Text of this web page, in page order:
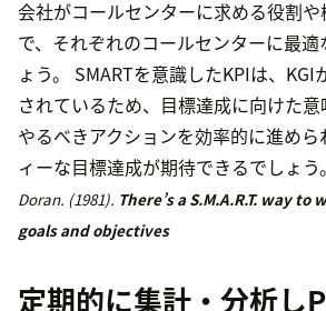
会社がコールセンターに求める役割
で、それぞれのコールセンターに最
ょう。 SMARTを意識したKPIは、
されているため、目標達成に向けた意
やるべきアクションを効率的に進め
ィーな目標達成が期待できるでしょう
Doran. (1981). There’s a S.M.A.R.T. way
goals and objectives
定期的に集計・分析し